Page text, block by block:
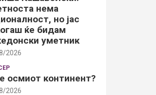
нема
но јас
ќе бидам
уметник
2026
е осмиот континент?
2026